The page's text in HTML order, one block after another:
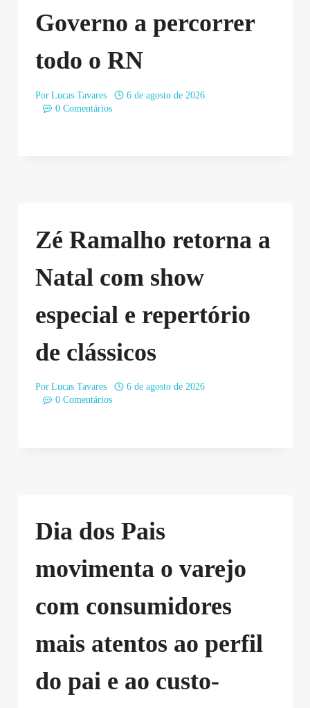
Governo a percorrer
todo o RN
Por Lucas Tavares
6 de agosto de 2026
0 Comentários
Zé Ramalho retorna a
Natal com show
especial e repertório
de clássicos
Por Lucas Tavares
6 de agosto de 2026
0 Comentários
Dia dos Pais
movimenta o varejo
com consumidores
mais atentos ao perfil
do pai e ao custo-